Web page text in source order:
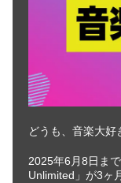
どうも、音楽大好
2025年6月8日ま
Unlimited」が3ヶ